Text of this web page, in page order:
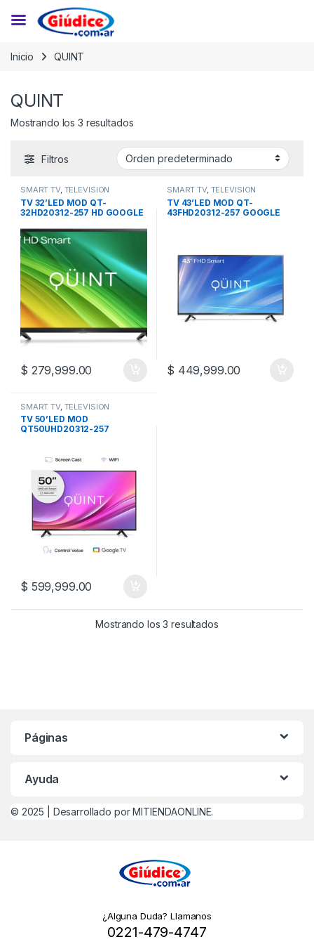
Inicio QUINT
QUINT
Mostrando los 3 resultados
Filtros
SMART TV, TELEVISION
TV 32’LED MOD QT-
32HD20312-257 HD GOOGLE
$ 279,999.00
SMART TV, TELEVISION
TV 43’LED MOD QT-
43FHD20312-257 GOOGLE
$ 449,999.00
SMART TV, TELEVISION
TV 50’LED MOD
QT50UHD20312-257
$ 599,999.00
Mostrando los 3 resultados
Páginas
Ayuda
© 2025 | Desarrollado por MITIENDAONLINE.
¿Alguna Duda? Llamanos
0221-479-4747